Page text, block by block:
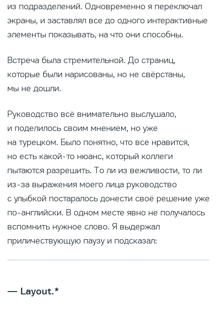
из подразделений. Одновременно я переключал
экраны, и заставлял все до одного интерактивные
элементы показывать, на что они способны.
Встреча была стремительной. До страниц,
которые были нарисованы, но не свёрстаны,
мы не дошли.
Руководство всё внимательно выслушало,
и поделилось своим мнением, но уже
на турецком. Было понятно, что все нравится,
но есть какой-то нюанс, который коллеги
пытаются разрешить. То ли из вежливости, то ли
из-за выражения моего лица руководство
с улыбкой постаралось донести своё решение уже
по-английски. В одном месте явно не получалось
вспомнить нужное слово. Я выдержал
приличествующую паузу и подсказал:
— Layout.*